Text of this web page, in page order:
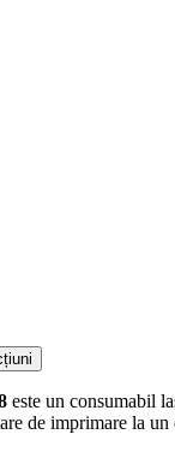
este un consumabil
de imprimare la un